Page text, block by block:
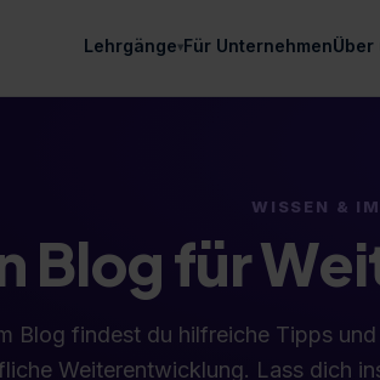
Lehrgänge▾Für UnternehmenÜber
WISSEN &
Blog für
Blog findest du hilfreiche Tipps
Weiterentwicklung. Lass dich